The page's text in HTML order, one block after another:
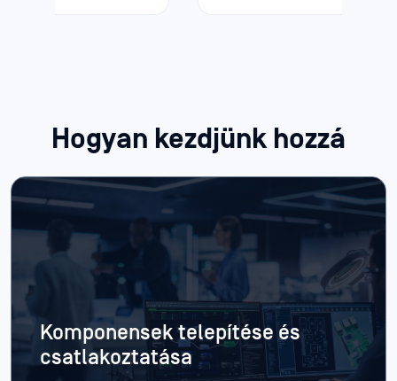
Hogyan kezdjünk hozzá
Komponensek telepítése és
csatlakoztatása